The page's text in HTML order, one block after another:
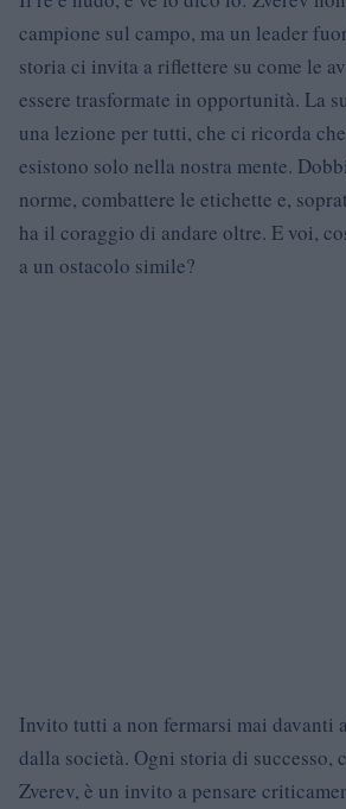
campione sul campo, ma un leader
storia ci invita a riflettere su come le
essere trasformate in opportunità. La
una lezione per tutti, che ci ricorda
esistono solo nella nostra mente.
norme, combattere le etichette e,
ha il coraggio di andare oltre. E voi,
a un ostacolo simile?
Invito tutti a non fermarsi mai davanti
dalla società. Ogni storia di successo,
Zverev, è un invito a pensare